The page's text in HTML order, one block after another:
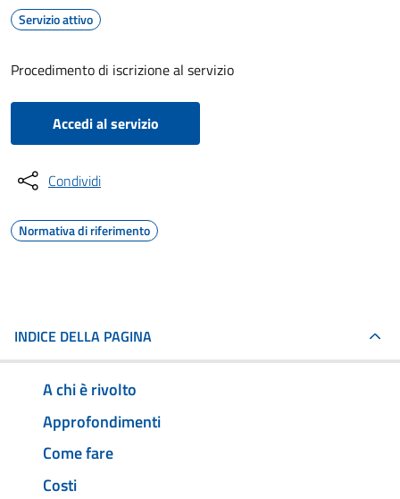
Servizio attivo
Procedimento di iscrizione al servizio
Accedi al servizio
Condividi
Normativa di riferimento
INDICE DELLA PAGINA
A chi è rivolto
Approfondimenti
Come fare
Costi